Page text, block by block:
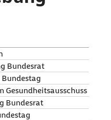
Bundesrat
Bundestag
Gesundheitsausschuss
Bundesrat